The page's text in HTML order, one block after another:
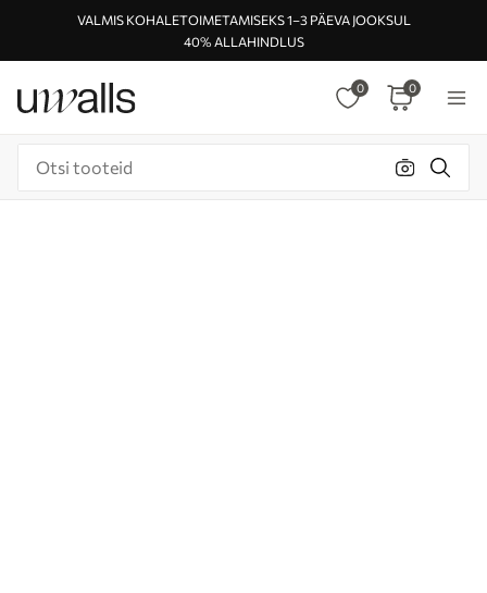
VALMIS KOHALETOIMETAMISEKS 1–3 PÄEVA JOOKSUL
40% ALLAHINDLUS
0 0